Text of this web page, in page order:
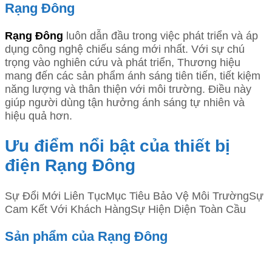
Rạng Đông
Rạng Đông luôn dẫn đầu trong việc phát triển và áp
dụng công nghệ chiếu sáng mới nhất. Với sự chú
trọng vào nghiên cứu và phát triển, Thương hiệu
mang đến các sản phẩm ánh sáng tiên tiến, tiết kiệm
năng lượng và thân thiện với môi trường. Điều này
giúp người dùng tận hưởng ánh sáng tự nhiên và
hiệu quả hơn.
Ưu điểm nổi bật của thiết bị
điện Rạng Đông
Sự Đổi Mới Liên TụcMục Tiêu Bảo Vệ Môi TrườngSự
Cam Kết Với Khách HàngSự Hiện Diện Toàn Cầu
Sản phẩm của Rạng Đông